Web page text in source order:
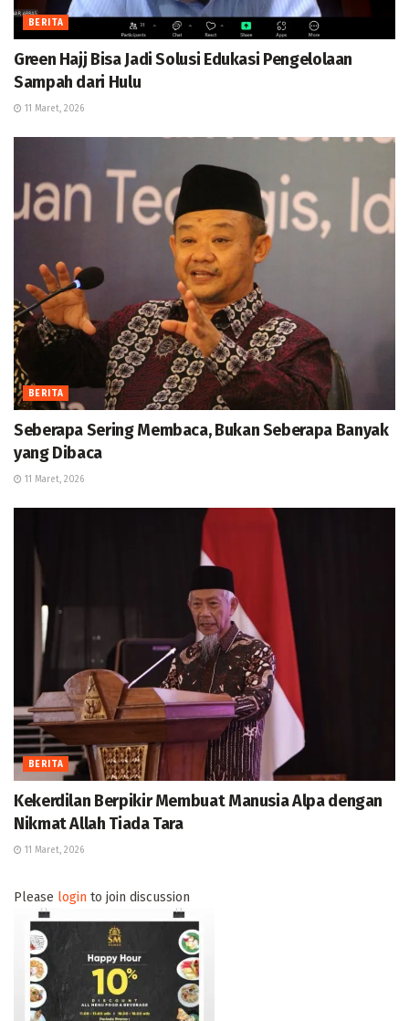
BERITA
Green Hajj Bisa Jadi Solusi Edukasi Pengelolaan
Sampah dari Hulu
11 Maret, 2026
BERITA
Seberapa Sering Membaca, Bukan Seberapa Banyak
yang Dibaca
11 Maret, 2026
BERITA
Kekerdilan Berpikir Membuat Manusia Alpa dengan
Nikmat Allah Tiada Tara
11 Maret, 2026
Please login to join discussion